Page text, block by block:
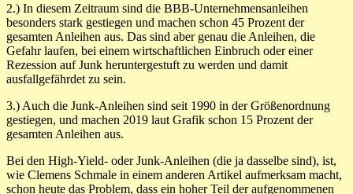
2.) In diesem Zeitraum sind die BBB-Unternehmensanleihen
besonders stark gestiegen und machen schon 45 Prozent der
gesamten Anleihen aus. Das sind aber genau die Anleihen, die
Gefahr laufen, bei einem wirtschaftlichen Einbruch oder einer
Rezession auf Junk heruntergestuft zu werden und damit
ausfallgefährdet zu sein.
3.) Auch die Junk-Anleihen sind seit 1990 in der Größenordnung
gestiegen, und machen 2019 laut Grafik schon 15 Prozent der
gesamten Anleihen aus.
Bei den High-Yield- oder Junk-Anleihen (die ja dasselbe sind), ist,
wie Clemens Schmale in einem anderen Artikel aufmerksam macht,
schon heute das Problem, dass ein hoher Teil der aufgenommenen